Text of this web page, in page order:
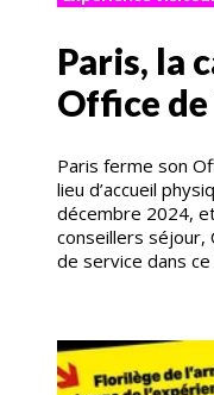
Paris, la
Office de
Paris ferme son
lieu d’accueil
décembre 2024,
conseillers séjour,
de service dans